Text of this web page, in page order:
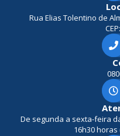
Rua Elias Tolentino de
De segunda a sexta-feira
16h30